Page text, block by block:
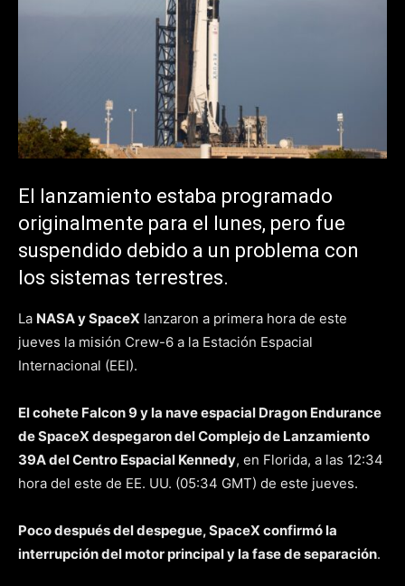
El lanzamiento estaba programado
originalmente para el lunes, pero fue
suspendido debido a un problema con
los sistemas terrestres.
La NASA y SpaceX lanzaron a primera hora de este
jueves la misión Crew-6 a la Estación Espacial
Internacional (EEI).
El cohete Falcon 9 y la nave espacial Dragon Endurance
de SpaceX despegaron del Complejo de Lanzamiento
39A del Centro Espacial Kennedy, en Florida, a las 12:34
hora del este de EE. UU. (05:34 GMT) de este jueves.
Poco después del despegue, SpaceX confirmó la
interrupción del motor principal y la fase de separación.